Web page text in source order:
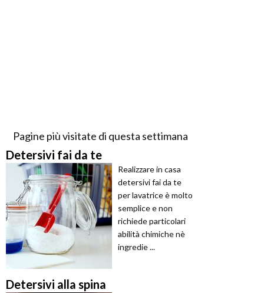
Pagine più visitate di questa settimana
Detersivi fai da te
Realizzare in casa
detersivi fai da te
per lavatrice è molto
semplice e non
richiede particolari
abilità chimiche nè
ingredie ...
Detersivi alla spina